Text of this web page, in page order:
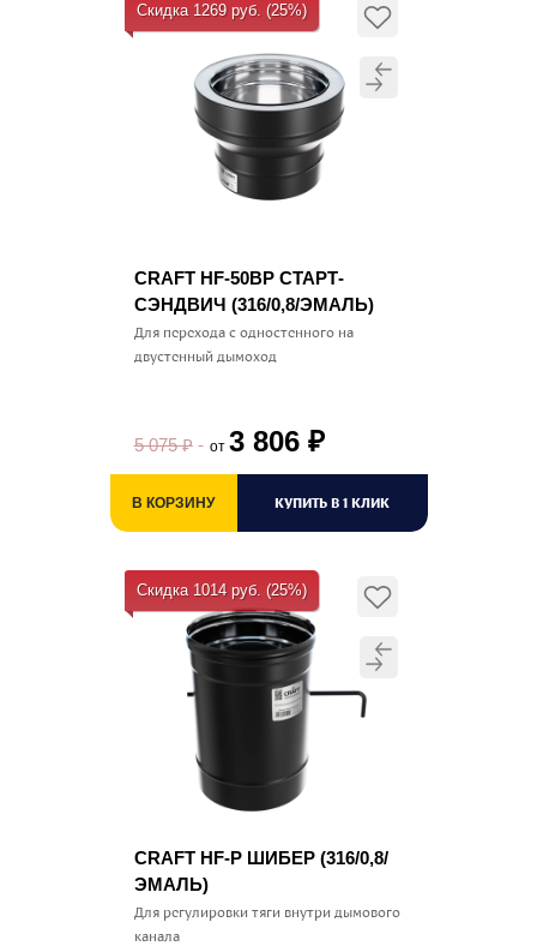
Скидка 1269 руб. (25%)
CRAFT HF-50BP СТАРТ-
СЭНДВИЧ (316/0,8/ЭМАЛЬ)
Для перехода с одностенного на
двустенный дымоход
5 075₽ от 3 806 ₽
В КОРЗИНУ КУПИТЬ В 1 КЛИК
Скидка 1014 руб. (25%)
CRAFT HF-P ШИБЕР (316/0,8/
ЭМАЛЬ)
Для регулировки тяги внутри дымового
канала